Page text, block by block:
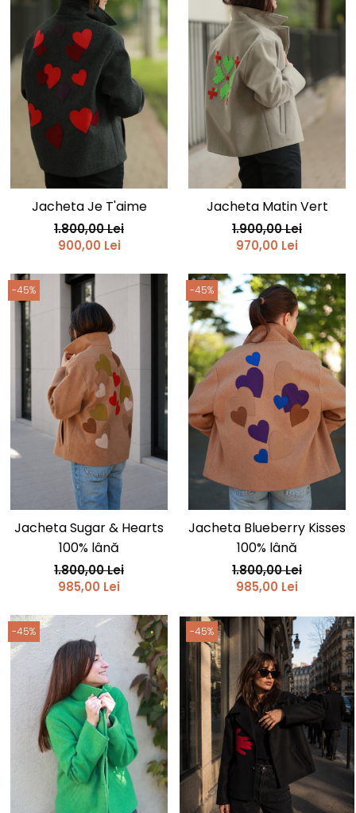
Jacheta Je T'aime
1.800,00 Lei
900,00 Lei
Jacheta Matin Vert
1.900,00 Lei
970,00 Lei
-45%
Jacheta Sugar & Hearts
100% lână
1.800,00 Lei
985,00 Lei
-45%
Jacheta Blueberry Kisses
100% lână
1.800,00 Lei
985,00 Lei
-45% -45%